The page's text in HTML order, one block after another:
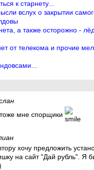
к старнету...
вслух о закрытии
а также осторожно -
от телекома и прочие
мне спорщики
хочу предложить
на сайт "Дай рубль". Я